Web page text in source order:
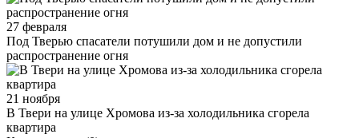
27 февраля
Под Тверью спасатели потушили дом и не допустили
распространение огня
21 ноября
В Твери на улице Хромова из-за холодильника сгорела
квартира